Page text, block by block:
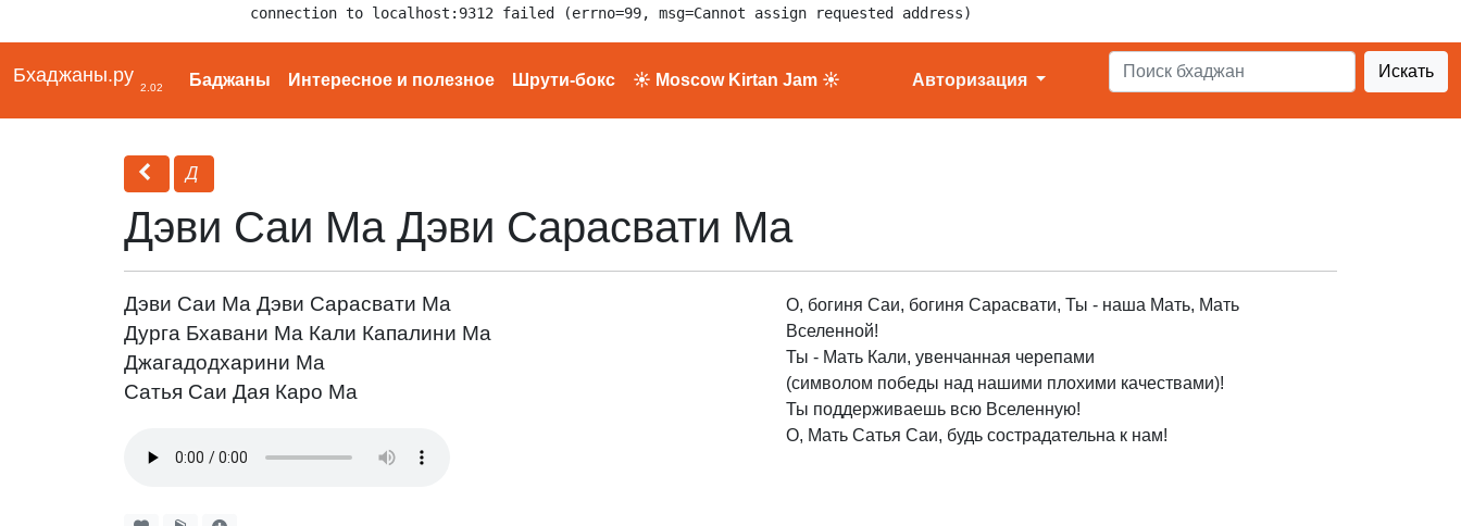
connection to localhost:9312 failed (errno=99, msg=Cannot assign requested address)
Бхаджаны.ру
2.02 Баджаны Интересное и полезное Шрути-бокс ☀ Moscow Kirtan Jam ☀ Авторизация Искать
Д
Дэви Саи Ма Дэви Сарасвати Ма
Дэви Саи Ма Дэви Сарасвати Ма
Дурга Бхавани Ма Кали Капалини Ма
Джагадодхарини Ма
Сатья Саи Дая Каро Ма
О, богиня Саи, богиня Сарасвати, Ты - наша Мать, Мать
Вселенной!
Ты - Мать Кали, увенчанная черепами
(символом победы над нашими плохими качествами)!
Ты поддерживаешь всю Вселенную!
О, Мать Сатья Саи, будь сострадательна к нам!